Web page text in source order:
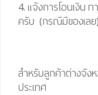
4. แจ้งการโอนเงิน
ครับ (กรณีมีของเลย)
สำหรับลูกค้าต่างจัง
ประเทศ